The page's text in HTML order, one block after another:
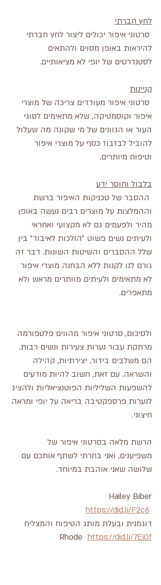
לחץ חברתי
סרטוני איפור יכולים ליצור לחץ חברתי
להיראות באופן מסוים ולהתאים
לסטנדרטים של יופי לא מציאותיים.
קניינות
סרטוני איפור מעודדים צריכה של מוצרי
איפור וקוסמטיקה, שלא מתאימים לסוגי
העור או הגוונים של מי שקונה מה שעלול
להוביל לבזבוז כסף על מוצרי איפור
וטיפוח מיותרים.
בלבול וחוסר ידע
ההסבר של טכניקות האיפור ברשת
וההמלצות על מוצרים רבים נעשה באופן
מהיר ולפעמים גם לא מקצועי ואחראי
ולעיתים נשים פשוט "הולכות לאיבוד" בין
שלל ההסברים והשיטות השונות. דבר זה
גורם לנו לקנות ללא הבחנה מוצרי איפור
לא מתאימים ולעיתים מוותרים מראש ולא
מתאפרים.
ולסיכום, סרטוני איפור מהווים פלטפורמה
מרתקת עבור נערות צעירות ונשים רבות.
הם משלבים בידור, יצירתיות, קהילה
והשראה. עם זאת, חשוב להיות מודעים
להשפעות השליליות הפוטנציאליות ולהציג
לנערות פרספקטיבה בריאה על יופי ומראה
חיצוני.
הרשת מלאה בסרטוני איפור של
משפיענים, ואני בחרתי לשתף אותכם עם
שלושה שאני אוהבת במיוחד.
Hailey Biber
https://did.li/F2c6
דוגמנית ובעלת מותג הטיפוח והמצליח
Rhode https://did.li/7EiOf